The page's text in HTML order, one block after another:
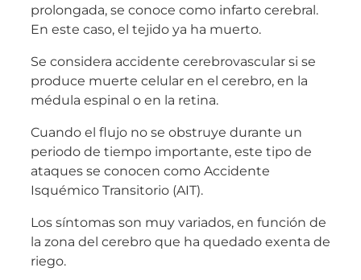
prolongada, se conoce como infarto cerebral.
En este caso, el tejido ya ha muerto.
Se considera accidente cerebrovascular si se
produce muerte celular en el cerebro, en la
médula espinal o en la retina.
Cuando el flujo no se obstruye durante un
periodo de tiempo importante, este tipo de
ataques se conocen como Accidente
Isquémico Transitorio (AIT).
Los síntomas son muy variados, en función de
la zona del cerebro que ha quedado exenta de
riego.